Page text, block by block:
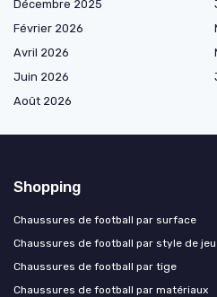
Décembre 2025
Février 2026
Avril 2026
Juin 2026
Août 2026
Shopping
Chaussures de football par surface
Chaussures de football par style de jeu
Chaussures de football par tige
Chaussures de football par matériaux